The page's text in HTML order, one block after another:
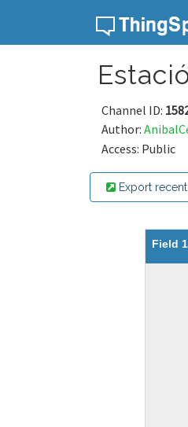
Channel ID:
Author:
Access: Public
Export
Field